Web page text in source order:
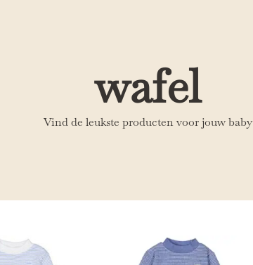
wafel
Vind de leukste producten voor jouw baby